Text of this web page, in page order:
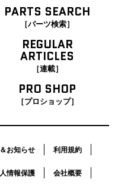
PARTS SEARCH
［パーツ検索］
REGULAR
ARTICLES
［連載］
PRO SHOP
［プロショップ］
お知らせ 利用規約
情報保護 会社概要